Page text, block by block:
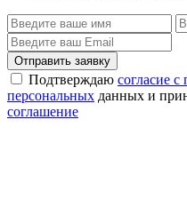
Отправить заявку
Подтверждаю согласие
персональных данных и
соглашение